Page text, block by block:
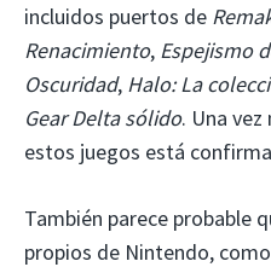
incluidos puertos de
Renacimiento, Espejismo
Oscuridad, Halo: La
Gear Delta sólido. Una
estos juegos está
También parece probable
propios de Nintendo, como